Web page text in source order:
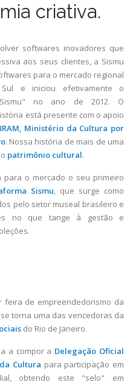
criativa.
softwares inovadores que
aos seus clientes, a Sismu
para o mercado regional
e iniciou efetivamente o
no ano de 2012. O
está presente com o apoio
Ministério da Cultura por
. Nossa história de mais de uma
patrimônio cultural.
para o mercado o seu primeiro
Sismu, que surge como
pelo setor museal brasileiro e
no que tange à gestão e
feira de empreendedorismo da
torna uma das vencedoras da
do Rio de Janeiro.
a compor a Delegação Oficial
Cultura para participação em
obtendo este "selo" em